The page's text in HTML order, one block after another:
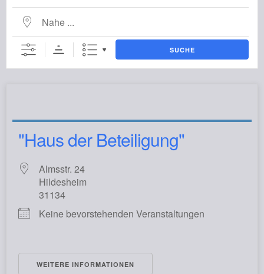
Nahe ...
SUCHE
"Haus der Beteiligung"
Almsstr. 24
Hildesheim
31134
Keine bevorstehenden Veranstaltungen
WEITERE INFORMATIONEN